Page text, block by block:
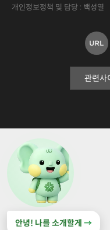
안녕! 나를 소개할게 →
개인정보정책 및 담당 : 백성열